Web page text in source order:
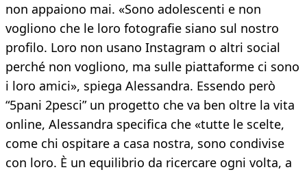
non appaiono mai. «Sono adolescenti e non
vogliono che le loro fotografie siano sul nostro
profilo. Loro non usano Instagram o altri social
perché non vogliono, ma sulle piattaforme ci sono
i loro amici», spiega Alessandra. Essendo però
“5pani 2pesci” un progetto che va ben oltre la vita
online, Alessandra specifica che «tutte le scelte,
come chi ospitare a casa nostra, sono condivise
con loro. È un equilibrio da ricercare ogni volta, a